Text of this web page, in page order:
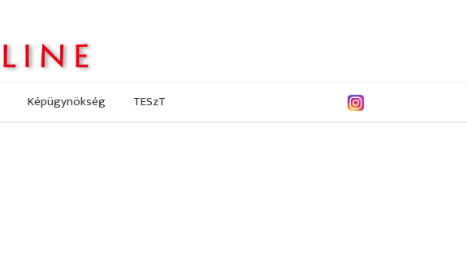
Képügynökség TESzT